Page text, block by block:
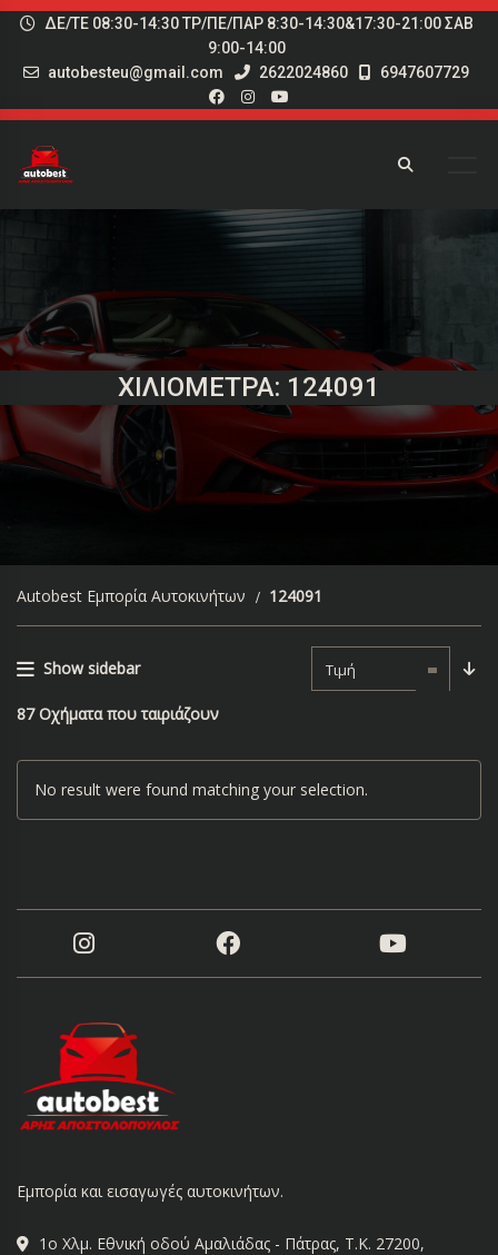
ΔΕ/ΤΕ 08:30-14:30 ΤΡ/ΠΕ/ΠΑΡ 8:30-14:30&17:30-21:00 ΣΑΒ
9:00-14:00
autobesteu@gmail.com
2622024860 6947607729
ΧΙΛΙΌΜΕΤΡΑ: 124091
Autobest Εμπορία Αυτοκινήτων 124091
Show sidebar Τιμή
87 Οχήματα που ταιριάζουν
No result were found matching your selection.
Εμπορία και εισαγωγές αυτοκινήτων.
1ο Χλμ. Εθνική οδού Αμαλιάδας - Πάτρας, Τ.Κ. 27200,